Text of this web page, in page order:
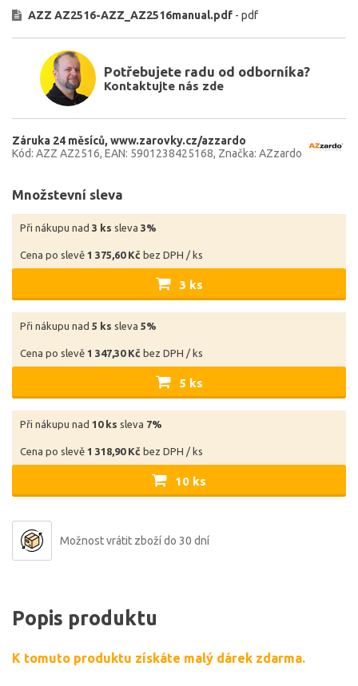
AZZ AZ2516-AZZ_AZ2516manual.pdf - pdf
Potřebujete radu od odborníka?
Kontaktujte nás zde
Záruka 24 měsíců www.zarovky.cz/azzardo
Kód: AZZ AZ2516 EAN: 5901238425168 Značka: AZzardo
Množstevní sleva
Při nákupu nad 3 ks sleva 3%
Cena po slevě 1 375,60 Kč bez DPH / ks
3 ks
Při nákupu nad 5 ks sleva 5%
Cena po slevě 1 347,30 Kč bez DPH / ks
5 ks
Při nákupu nad 10 ks sleva 7%
Cena po slevě 1 318,90 Kč bez DPH / ks
10 ks
Možnost vrátit zboží do 30 dní
Popis produktu
K tomuto produktu získáte malý dárek zdarma.